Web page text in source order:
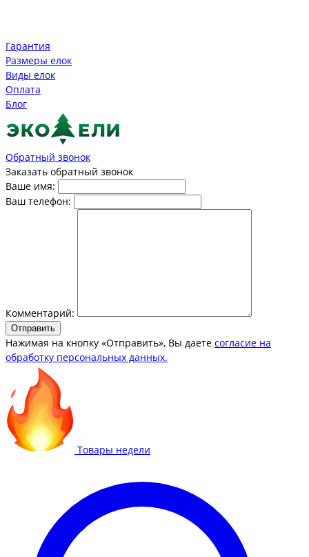
Гарантия
Размеры елок
Виды елок
Оплата
Блог
Обратный звонок
Заказать обратный звонок
Ваше имя:
Ваш телефон:
Комментарий:
Отправить
Нажимая на кнопку «Отправить», Вы даете согласие на
обработку персональных данных.
Товары недели